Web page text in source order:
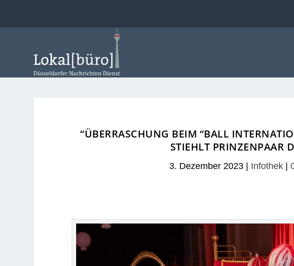
“ÜBERRASCHUNG BEIM “BALL
STIEHLT PRINZENPAAR
3. Dezember 2023| Infothek|